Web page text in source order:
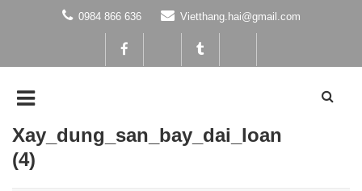
0984 866 636 Vietthang.hai@gmail.com
Xay_dung_san_bay_dai_loan
(4)